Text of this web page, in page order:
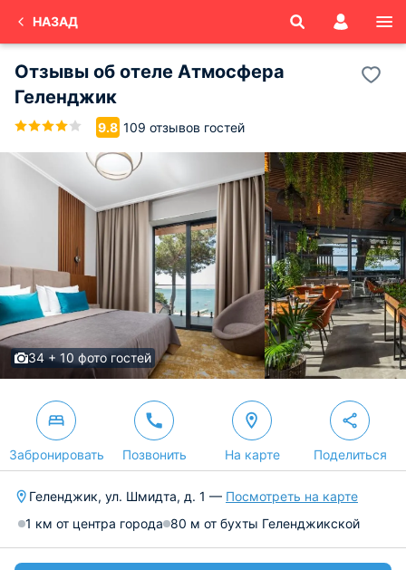
НАЗАД
Отзывы об отеле Атмосфера
Геленджик
9.8 109 отзывов гостей
34 + 10 фото гостей
Забронировать Позвонить На карте Поделиться
Геленджик, ул. Шмидта, д. 1 — Посмотреть на карте
1 км от центра города 80 м от бухты Геленджикской